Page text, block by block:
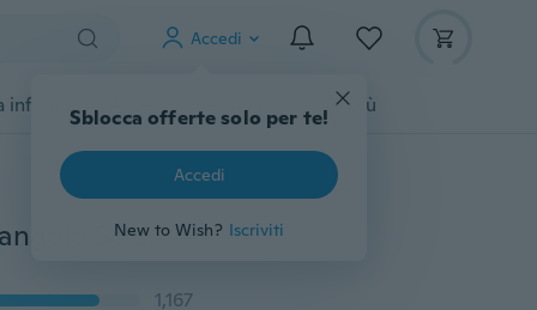
Accedi
Sblocca offerte solo per te!
Accedi
New to Wish? Iscriviti
infanzia Accessori per animali Di più
Carino Baby Boys Girl Bandana Bavaglini Neonato Triangolo Sciarpa Testa Saliva Asciugamano Dribble
1,167